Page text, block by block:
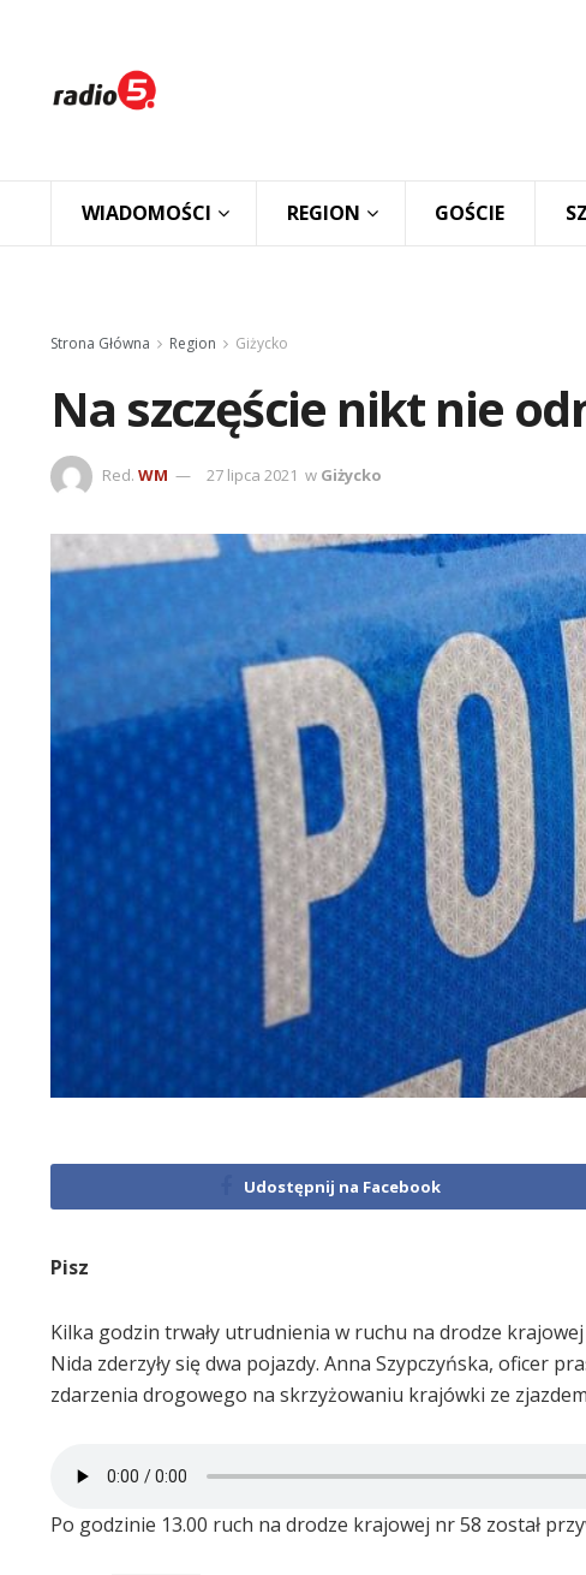
WIADOMOŚCI REGION GOŚCIE
Strona Główna Region Giżycko
Na szczęście nikt nie
Red. WM 27 lipca 2021 w Giżycko
Udostępnij na Facebook
Pisz
Kilka godzin trwały utrudnienia w ruchu na drodze
Nida zderzyły się dwa pojazdy. Anna Szypczyńska, oficer
zdarzenia drogowego na skrzyżowaniu krajówki ze
Po godzinie 13.00 ruch na drodze krajowej nr 58 został